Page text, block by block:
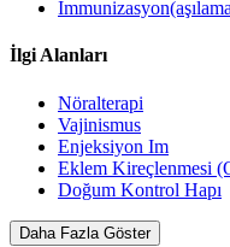
İlgi Alanları
Nöralterapi
Vajinismus
Enjeksiyon Im
Eklem Kireçlenmesi
Doğum Kontrol Hapı
Daha Fazla Göster